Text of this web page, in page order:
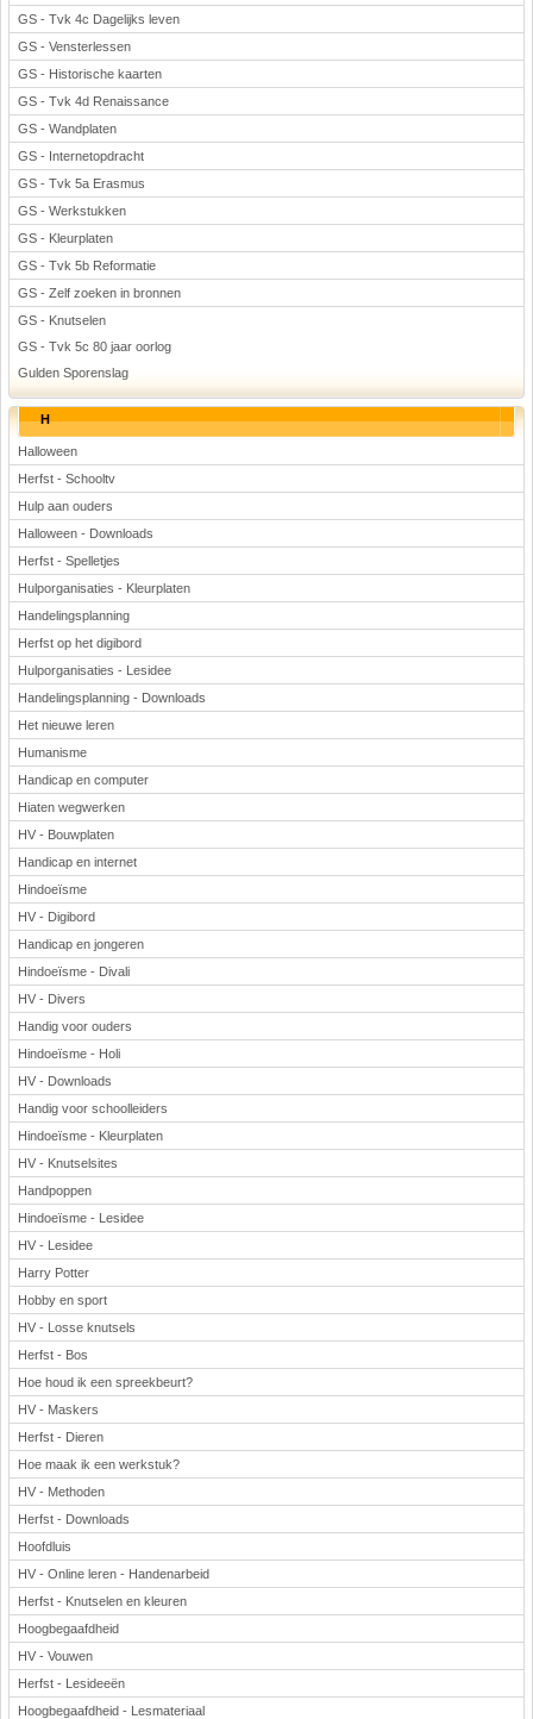
GS - Tvk 4c Dagelijks leven
GS - Vensterlessen
GS - Historische kaarten
GS - Tvk 4d Renaissance
GS - Wandplaten
GS - Internetopdracht
GS - Tvk 5a Erasmus
GS - Werkstukken
GS - Kleurplaten
GS - Tvk 5b Reformatie
GS - Zelf zoeken in bronnen
GS - Knutselen
GS - Tvk 5c 80 jaar oorlog
Gulden Sporenslag
H
Halloween
Herfst - Schooltv
Hulp aan ouders
Halloween - Downloads
Herfst - Spelletjes
Hulporganisaties - Kleurplaten
Handelingsplanning
Herfst op het digibord
Hulporganisaties - Lesidee
Handelingsplanning - Downloads
Het nieuwe leren
Humanisme
Handicap en computer
Hiaten wegwerken
HV - Bouwplaten
Handicap en internet
Hindoeïsme
HV - Digibord
Handicap en jongeren
Hindoeïsme - Divali
HV - Divers
Handig voor ouders
Hindoeïsme - Holi
HV - Downloads
Handig voor schoolleiders
Hindoeïsme - Kleurplaten
HV - Knutselsites
Handpoppen
Hindoeïsme - Lesidee
HV - Lesidee
Harry Potter
Hobby en sport
HV - Losse knutsels
Herfst - Bos
Hoe houd ik een spreekbeurt?
HV - Maskers
Herfst - Dieren
Hoe maak ik een werkstuk?
HV - Methoden
Herfst - Downloads
Hoofdluis
HV - Online leren - Handenarbeid
Herfst - Knutselen en kleuren
Hoogbegaafdheid
HV - Vouwen
Herfst - Lesideeën
Hoogbegaafdheid - Lesmateriaal